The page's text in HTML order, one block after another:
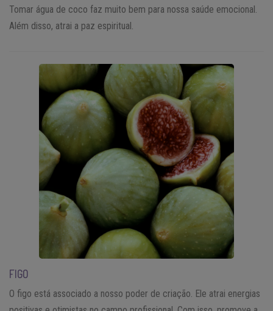
Tomar água de coco faz muito bem para nossa saúde emocional.
Além disso, atrai a paz espiritual.
FIGO
O figo está associado a nosso poder de criação. Ele atrai energias